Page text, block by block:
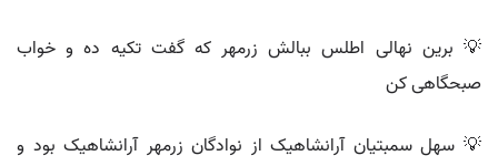
💡 برین نهالی اطلس ببالش زرمهر که گفت تکیه ده و خواب
صبحگاهی کن
💡 سهل سمبتیان آرانشاهیک از نوادگان زرمهر آرانشاهیک بود و